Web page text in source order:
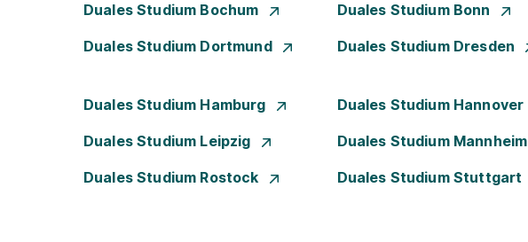
Duales Studium Bochum Duales Studium Bonn
Duales Studium Dortmund Duales Studium Dresden
Duales Studium Hamburg Duales Studium Hannover
Duales Studium Leipzig Duales Studium Mannheim
Duales Studium Rostock Duales Studium Stuttgart